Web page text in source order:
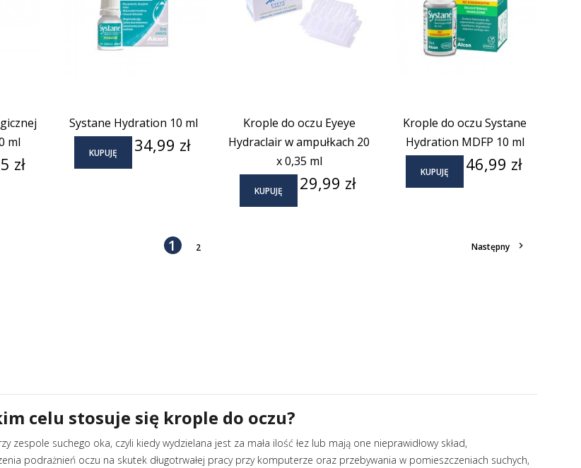
ml
zł
Systane Hydration 10 ml
KUPUJĘ Cena
34,99 zł
Krople do oczu Eyeye
Hydraclair w ampułkach 20
x 0,35 ml
KUPUJĘ Cena
29,99 zł
Krople do oczu Systane
Hydration MDFP 10 ml
KUPUJĘ Cena
46,99 zł
1 2 Następny 
celu stosuje się krople do oczu?
zespole suchego oka, czyli kiedy wydzielana jest za mała ilość łez lub mają one nieprawidłowy skład,
podrażnień oczu na skutek długotrwałej pracy przy komputerze oraz przebywania w pomieszczeniach suchych,